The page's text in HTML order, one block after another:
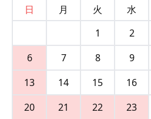
日
月 火 水
1
2
6
7 8 9
13
14 15 16
20
21 22 23